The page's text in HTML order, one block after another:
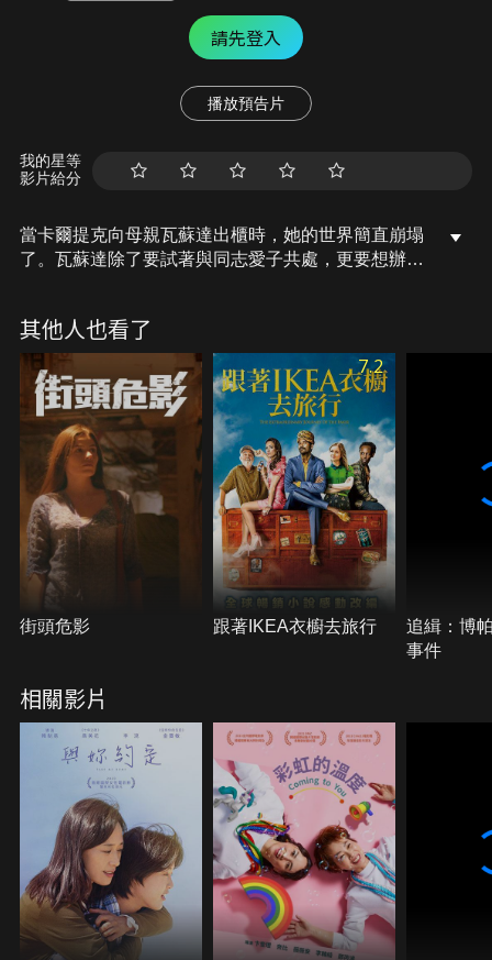
請先登入
播放預告片
我的星等
影片給分
當卡爾提克向母親瓦蘇達出櫃時，她的世界簡直崩塌
了。瓦蘇達除了要試著與同志愛子共處，更要想辦法
其他人也看了
街頭危影
7.2
跟著IKEA衣櫥去旅行
追緝：博
事件
相關影片